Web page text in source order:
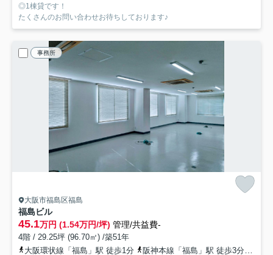
◎1棟貸です！
たくさんのお問い合わせお待ちしております♪
事務所
大阪市福島区福島
福島ビル
45.1万円 (1.54万円/坪) 管理/共益費-
4階 / 29.25坪 (96.70㎡) /築51年
大阪環状線「福島」駅 徒歩1分
阪神本線「福島」駅 徒歩3分